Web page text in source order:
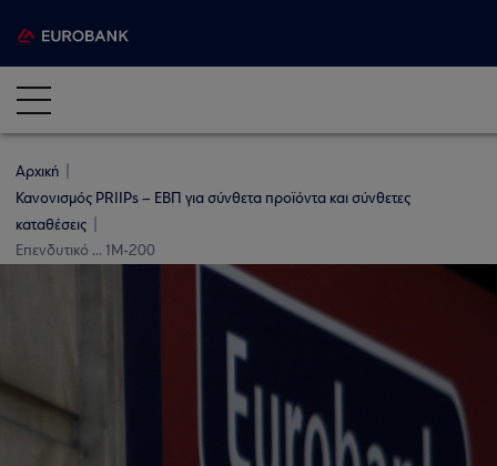
Αρχική
Κανονισμός PRIIPs – ΕΒΠ για σύνθετα προϊόντα και σύνθετες
καταθέσεις
Επενδυτικό ... 1M-200